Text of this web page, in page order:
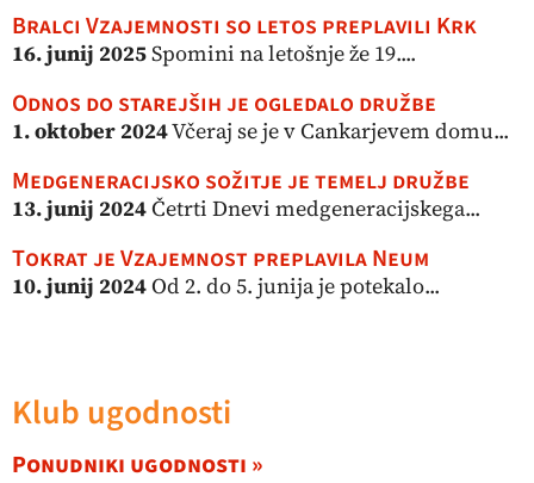
Bralci Vzajemnosti so letos preplavili Krk
16. junij 2025Spomini na letošnje že 19....
Odnos do starejših je ogledalo družbe
1. oktober 2024Včeraj se je v Cankarjevem domu...
Medgeneracijsko sožitje je temelj družbe
13. junij 2024Četrti Dnevi medgeneracijskega...
Tokrat je Vzajemnost preplavila Neum
10. junij 2024Od 2. do 5. junija je potekalo...
Klub ugodnosti
Ponudniki ugodnosti »